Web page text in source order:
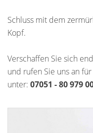
Schluss mit dem
Kopf.
Verschaffen Sie sich
und rufen Sie uns an
unter: 07051 - 80 979